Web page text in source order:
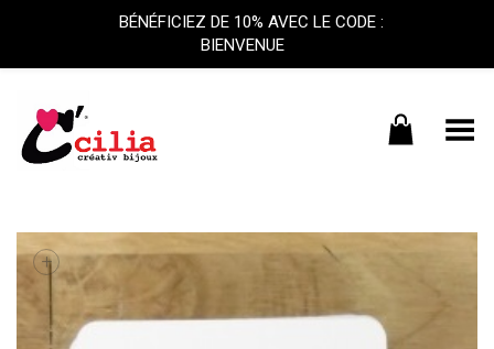
Basculer le menu
+
BÉNÉFICIEZ DE 10% AVEC LE CODE :
BIENVENUE